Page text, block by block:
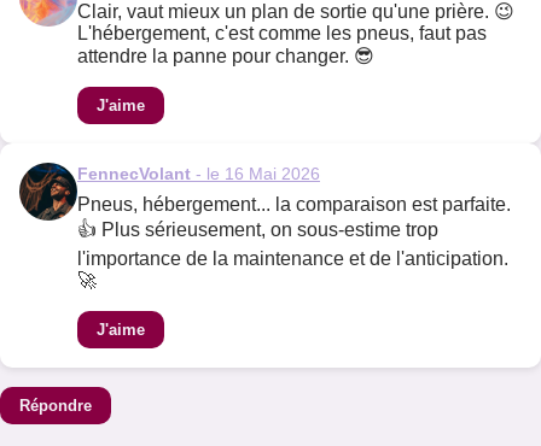
Clair, vaut mieux un plan de sortie qu'une prière. 😉
L'hébergement, c'est comme les pneus, faut pas
attendre la panne pour changer. 😎
J'aime
FennecVolant - le 16 Mai 2026
Pneus, hébergement... la comparaison est parfaite.
👍 Plus sérieusement, on sous-estime trop
l'importance de la maintenance et de l'anticipation.
🚀
J'aime
Répondre